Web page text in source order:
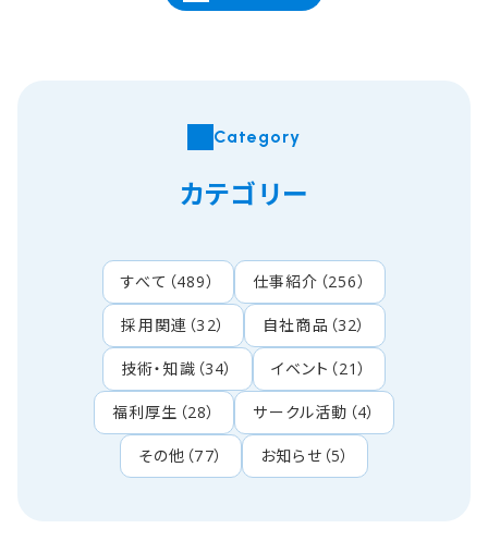
Category
カテゴリー
すべて （489） 仕事紹介 （256）
採用関連 （32） 自社商品 （32）
技術・知識 （34） イベント （21）
福利厚生 （28） サークル活動 （4）
その他 （77） お知らせ （5）